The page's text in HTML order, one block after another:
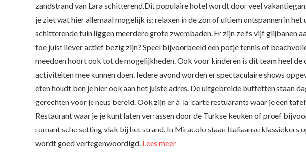
zandstrand van Lara schitterend.Dit populaire hotel wordt door veel
je ziet wat hier allemaal mogelijk is: relaxen in de zon of ultiem ontspannen in
schitterende tuin liggen meerdere grote zwembaden. Er zijn zelfs vijf glijbanen
toe juist liever actief bezig zijn? Speel bijvoorbeeld een potje tennis of
meedoen hoort ook tot de mogelijkheden. Ook voor kinderen is dit team heel
activiteiten mee kunnen doen. Iedere avond worden er spectaculaire shows
eten houdt ben je hier ook aan het juiste adres. De uitgebreide buffetten staan
gerechten voor je neus bereid. Ook zijn er à-la-carte restuarants waar je een
Restaurant waar je je kunt laten verrassen door de Turkse keuken of proef
romantische setting vlak bij het strand. In Miracolo staan Italiaanse klassiekers
wordt goed vertegenwoordigd. Lees meer